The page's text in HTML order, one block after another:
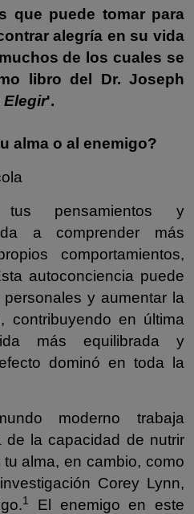
que puede tomar para
alegría en su vida
de los cuales se
libro del Dr. Joseph
Elegir'.
alma o al enemigo?
tus pensamientos y
a comprender más
comportamientos,
autoconciencia puede
y aumentar la
contribuyendo en última
más equilibrada y
dominó en toda la
moderno trabaja
de la capacidad de nutrir
alma, en cambio, como
Corey Lynn,
1
El enemigo en este